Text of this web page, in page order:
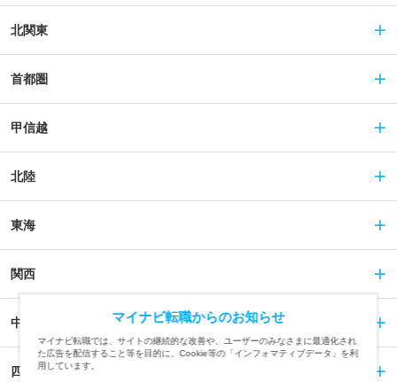
北関東
首都圏
甲信越
北陸
東海
関西
中国
四国
マイナビ転職からのお知らせ
マイナビ転職では、サイトの継続的な改善や、ユーザーのみなさまに最適化され
た広告を配信すること等を目的に、Cookie等の「インフォマティブデータ」を利
用しています。